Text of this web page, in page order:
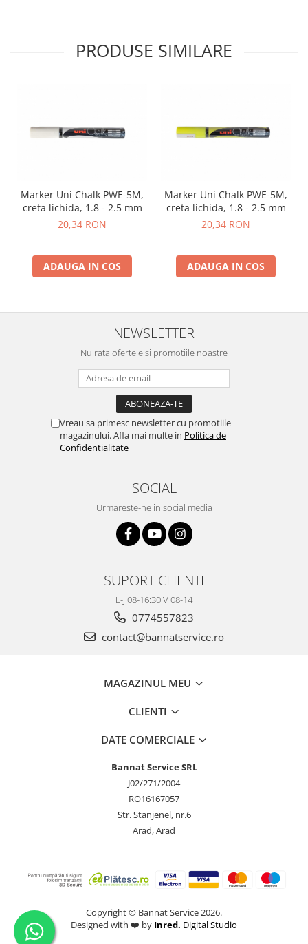
PRODUSE SIMILARE
Marker Uni Chalk PWE-5M,
creta lichida, 1.8 - 2.5 mm
20,34 RON
ADAUGA IN COS
Marker Uni Chalk PWE-5M,
creta lichida, 1.8 - 2.5 mm
20,34 RON
ADAUGA IN COS
NEWSLETTER
Nu rata ofertele si promotiile noastre
Vreau sa primesc newsletter cu promotiile
magazinului. Afla mai multe in Politica de
Confidentialitate
SOCIAL
Urmareste-ne in social media
SUPORT CLIENTI
L-J 08-16:30 V 08-14
0774557823
contact@bannatservice.ro
MAGAZINUL MEU
CLIENTI
DATE COMERCIALE
Bannat Service SRL
J02/271/2004
RO16167057
Str. Stanjenel, nr.6
Arad, Arad
Copyright © Bannat Service 2026.
Designed with ❤️ by Inred. Digital Studio